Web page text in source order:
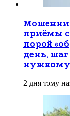
приёмы
порой
день,
2 дня тому